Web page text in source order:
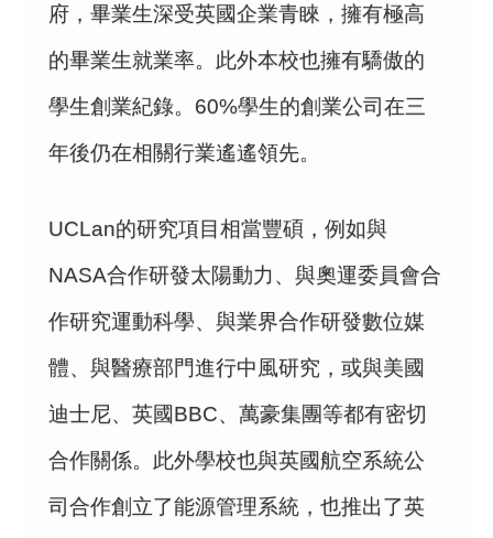
府，畢業生深受英國企業青睞，擁有極高
的畢業生就業率。此外本校也擁有驕傲的
學生創業紀錄。60%學生的創業公司在三
年後仍在相關行業遙遙領先。
UCLan的研究項目相當豐碩，例如與
NASA合作研發太陽動力、與奧運委員會合
作研究運動科學、與業界合作研發數位媒
體、與醫療部門進行中風研究，或與美國
迪士尼、英國BBC、萬豪集團等都有密切
合作關係。此外學校也與英國航空系統公
司合作創立了能源管理系統，也推出了英